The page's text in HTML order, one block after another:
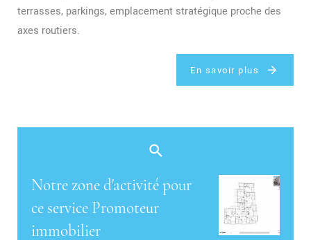
terrasses, parkings, emplacement stratégique proche des
axes routiers.
En savoir plus
Notre zone d'activité pour
ce service Promoteur
immobilier